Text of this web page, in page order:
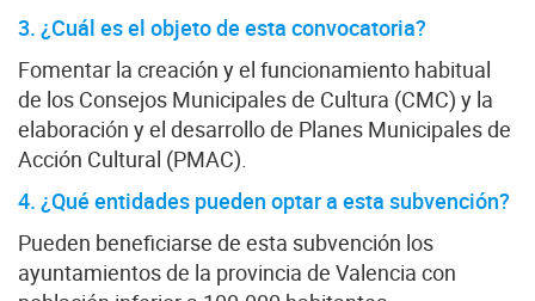
3. ¿Cuál es el objeto de esta convocatoria?
Fomentar la creación y el funcionamiento habitual
de los Consejos Municipales de Cultura (CMC) y la
elaboración y el desarrollo de Planes Municipales de
Acción Cultural (PMAC).
4. ¿Qué entidades pueden optar a esta subvención?
Pueden beneficiarse de esta subvención los
ayuntamientos de la provincia de Valencia con